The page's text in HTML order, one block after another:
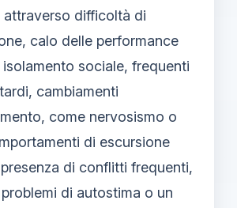
attraverso difficoltà di
calo delle performance
sociale, frequenti
cambiamenti
come nervosismo o
di escursione
di conflitti frequenti,
di autostima o un